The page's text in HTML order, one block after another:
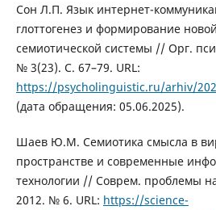
Сон Л.П. Язык интернет-
глоттогенез и формирование
семиотической системы // Орг.
№ 3(23). С. 67–79. URL:
https://psycholinguistic.ru/arhiv/
(дата обращения: 05.06.2025).
Шаев Ю.М. Семиотика смысла в
пространстве и современные
технологии // Соврем. проблемы
2012. № 6. URL: https://science-